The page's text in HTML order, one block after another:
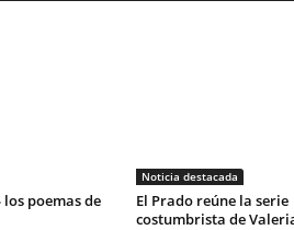
poemas de
Noticia destacada
El Prado reúne la serie
costumbrista de